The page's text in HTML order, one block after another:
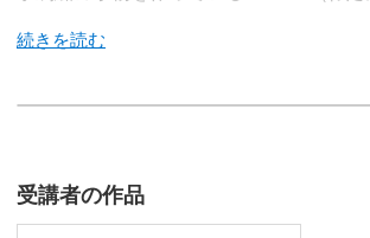
私は絵を描くように手作業で、ひと針ひ
手芸・工芸・クラフトに特化したコンテ
受講者の作品